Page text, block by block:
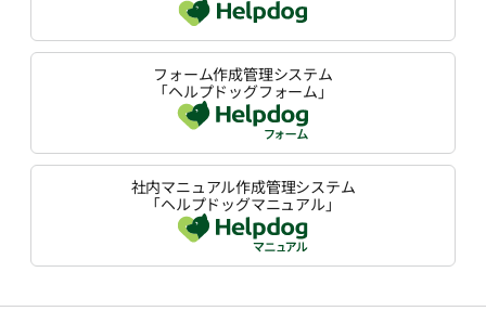
フォーム作成管理システム
「ヘルプドッグフォーム」
社内マニュアル作成管理システム
「ヘルプドッグマニュアル」